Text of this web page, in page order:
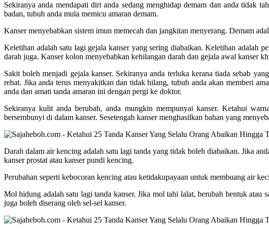
Sekiranya anda mendapati diri anda sedang menghidap demam dan anda tidak
badan, tubuh anda mula memicu amaran demam.
Kanser menyebabkan sistem imun memecah dan jangkitan menyerang. Demam
Keletihan adalah satu lagi gejala kanser yang sering diabaikan. Keletihan adalah
darah juga. Kanser kolon menyebabkan kehilangan darah dan gejala awal kanser
Sakit boleh menjadi gejala kanser. Sekiranya anda terluka kerana tiada sebab
rehat. Jika anda terus menyakitkan dan tidak hilang, tubuh anda akan memberi
anda dan amati tanda amaran ini dengan pergi ke doktor.
Sekiranya kulit anda berubah, anda mungkin mempunyai kanser. Ketahui
bersembunyi di dalam kanser. Sesetengah kanser menghasilkan bahan yang
Darah dalam air kencing adalah satu lagi tanda yang tidak boleh diabaikan. Jika
kanser prostat atau kanser pundi kencing.
Perubahan seperti kebocoran kencing atau ketidakupayaan untuk membuang air
Mol hidung adalah satu lagi tanda kanser. Jika mol tahi lalat, berubah bentuk atau
juga boleh diserang oleh sel-sel kanser.